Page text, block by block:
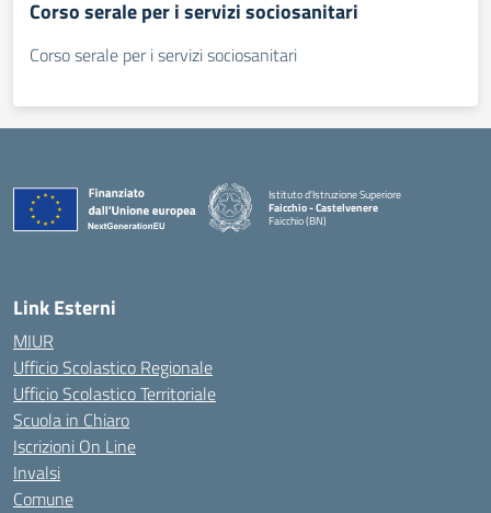
Corso serale per i servizi sociosanitari
Corso serale per i servizi sociosanitari
Istituto d'Istruzione Superiore
Faicchio - Castelvenere
Faicchio (BN)
Link Esterni
MIUR
Ufficio Scolastico Regionale
Ufficio Scolastico Territoriale
Scuola in Chiaro
Iscrizioni On Line
Invalsi
Comune